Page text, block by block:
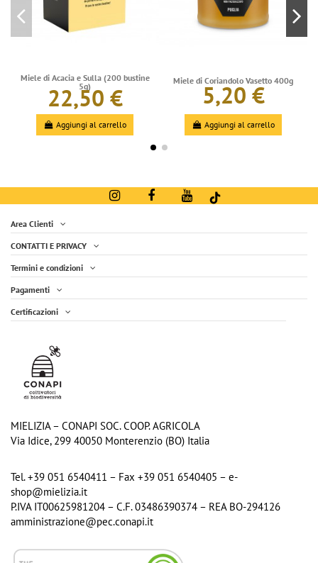
Miele di Acacia e Sulla (200 bustine
5g)
22,50 €
Aggiungi al carrello
Miele di Coriandolo Vasetto 400g
5,20 €
Aggiungi al carrello
9,90 €
Aggiungi al carrello
Area Clienti
CONTATTI E PRIVACY
Termini e condizioni
Pagamenti
Certificazioni
MIELIZIA – CONAPI SOC. COOP. AGRICOLA
Via Idice, 299 40050 Monterenzio (BO) Italia
Tel. +39 051 6540411 – Fax +39 051 6540405 – e-
shop@mielizia.it
P.IVA IT00625981204 – C.F. 03486390374 – REA BO-294126
amministrazione@pec.conapi.it